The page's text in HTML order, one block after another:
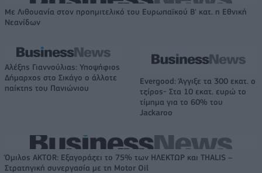
Με Λιθουανία στον προημιτελικό του Ευρωπαϊκού Β' κατ. η Εθνική
Νεανίδων
Αλέξης Γιαννούλιας: Υποψήφιος
Δήμαρχος στο Σικάγο ο άλλοτε
παίκτης του Πανιώνιου
Evergood: Άγγιξε τα 300 εκατ. ο
τζίρος- Στα 10 εκατ. ευρώ το
τίμημα για το 60% του
Jackaroo
Όμιλος AKTOR: Εξαγοράζει το 75% των ΗΛΕΚΤΩΡ και THALIS –
Στρατηγική συνεργασία με τη Motor Oil